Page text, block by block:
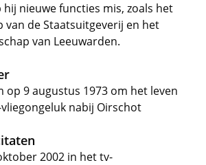
nieuwe functies mis, zoals het
van de Staatsuitgeverij en het
van Leeuwarden.
op 9 augustus 1973 om het leven
nabij Oirschot
2002 in het tv-